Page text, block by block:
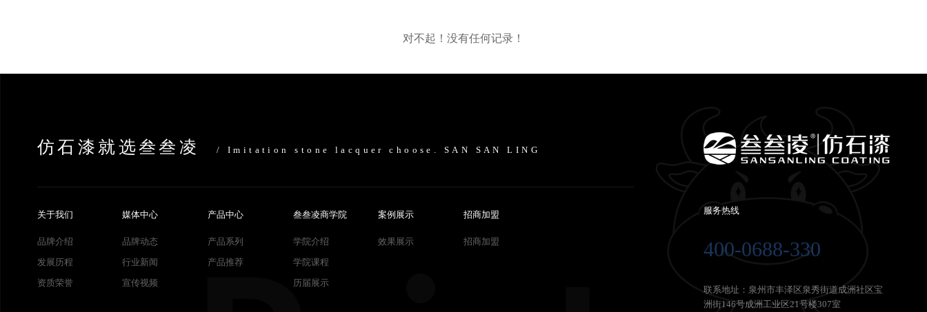
对不起！没有任何记录！
仿石漆就选叁叁凌 / Imitation stone lacquer choose. SAN SAN LING
关于我们
品牌介绍
发展历程
资质荣誉
媒体中心
品牌动态
行业新闻
宣传视频
产品中心
产品系列
产品推荐
叁叁凌商学院
学院介绍
学院课程
历届展示
案例展示
效果展示
招商加盟
招商加盟
服务热线
400-0688-330
联系地址：泉州市丰泽区泉秀街道成洲社区宝
洲街146号成洲工业区21号楼307室